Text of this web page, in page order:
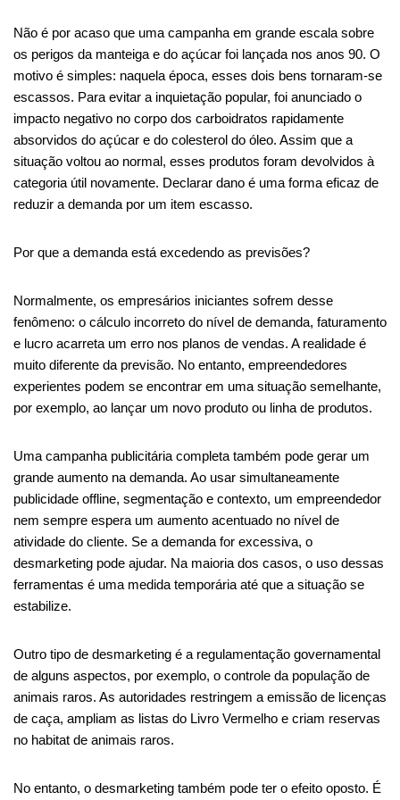
Não é por acaso que uma campanha em grande escala sobre
os perigos da manteiga e do açúcar foi lançada nos anos 90. O
motivo é simples: naquela época, esses dois bens tornaram-se
escassos. Para evitar a inquietação popular, foi anunciado o
impacto negativo no corpo dos carboidratos rapidamente
absorvidos do açúcar e do colesterol do óleo. Assim que a
situação voltou ao normal, esses produtos foram devolvidos à
categoria útil novamente. Declarar dano é uma forma eficaz de
reduzir a demanda por um item escasso.
Por que a demanda está excedendo as previsões?
Normalmente, os empresários iniciantes sofrem desse
fenômeno: o cálculo incorreto do nível de demanda, faturamento
e lucro acarreta um erro nos planos de vendas. A realidade é
muito diferente da previsão. No entanto, empreendedores
experientes podem se encontrar em uma situação semelhante,
por exemplo, ao lançar um novo produto ou linha de produtos.
Uma campanha publicitária completa também pode gerar um
grande aumento na demanda. Ao usar simultaneamente
publicidade offline, segmentação e contexto, um empreendedor
nem sempre espera um aumento acentuado no nível de
atividade do cliente. Se a demanda for excessiva, o
desmarketing pode ajudar. Na maioria dos casos, o uso dessas
ferramentas é uma medida temporária até que a situação se
estabilize.
Outro tipo de desmarketing é a regulamentação governamental
de alguns aspectos, por exemplo, o controle da população de
animais raros. As autoridades restringem a emissão de licenças
de caça, ampliam as listas do Livro Vermelho e criam reservas
no habitat de animais raros.
No entanto, o desmarketing também pode ter o efeito oposto. É